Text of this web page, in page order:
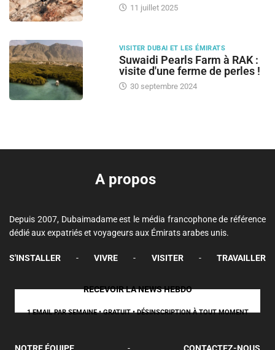
11 juillet 2025
VISITER DUBAI ET LES ÉMIRATS
Suwaidi Pearls Farm à RAK :
visite d'une ferme de perles !
30 septembre 2024
A propos
Depuis 2007, Dubaimadame est le média francophone de référence
dédié aux expatriés et voyageurs aux Émirats arabes unis.
S'INSTALLER - VIVRE - VISITER - TRAVAILLER
RECEVOIR LA NEWS HEBDO
1 EMAIL PAR SEMAINE • GRATUIT • DÉSINSCRIPTION À TOUT MOMENT
NOTRE ÉQUIPE - CONTACTEZ-NOUS